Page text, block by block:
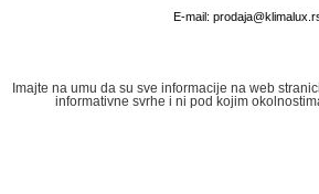
E-mail:
Imajte na umu da su sve informacije na web
informativne svrhe i ni pod kojim